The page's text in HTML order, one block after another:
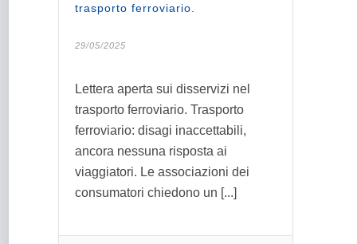
trasporto ferroviario.
29/05/2025
Lettera aperta sui disservizi nel
trasporto ferroviario. Trasporto
ferroviario: disagi inaccettabili,
ancora nessuna risposta ai
viaggiatori. Le associazioni dei
consumatori chiedono un [...]